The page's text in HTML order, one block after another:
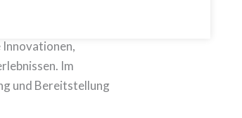
Im
und Bereitstellung